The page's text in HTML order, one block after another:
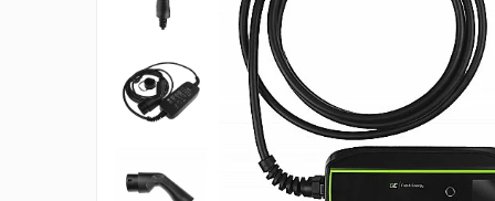
Incarcatoare auto
Incarcatoare 12V / 6V AGM / VRLA